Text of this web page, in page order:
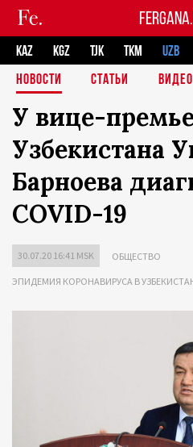
KAZ KGZ TJK TKM UZB
НОВОСТИ
СТАТЬИ ВИДЕО
У вице-
Узбекистана
Барноева
COVID-19
30.07.20 16:41 MSK ОБЩЕСТВО
ЭПИДЕМИЯ КОРОНАВИРУСА В